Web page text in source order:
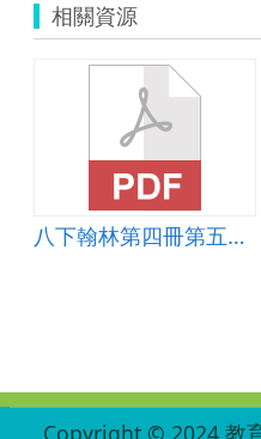
相關資源
八下翰林第四冊第五課教案